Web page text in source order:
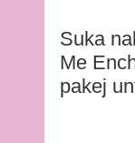
Suka
Me
pakej